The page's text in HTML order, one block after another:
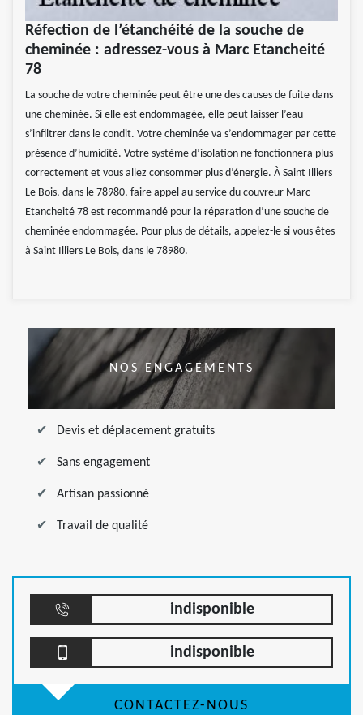
Réfection de l’étanchéité de la souche de
cheminée : adressez-vous à Marc Etancheité
78
La souche de votre cheminée peut être une des causes de fuite dans
une cheminée. Si elle est endommagée, elle peut laisser l’eau
s’infiltrer dans le condit. Votre cheminée va s’endommager par cette
présence d’humidité. Votre système d’isolation ne fonctionnera plus
correctement et vous allez consommer plus d’énergie. À Saint Illiers
Le Bois, dans le 78980, faire appel au service du couvreur Marc
Etancheité 78 est recommandé pour la réparation d’une souche de
cheminée endommagée. Pour plus de détails, appelez-le si vous êtes
à Saint Illiers Le Bois, dans le 78980.
NOS ENGAGEMENTS
Devis et déplacement gratuits
Sans engagement
Artisan passionné
Travail de qualité
indisponible
indisponible
CONTACTEZ-NOUS